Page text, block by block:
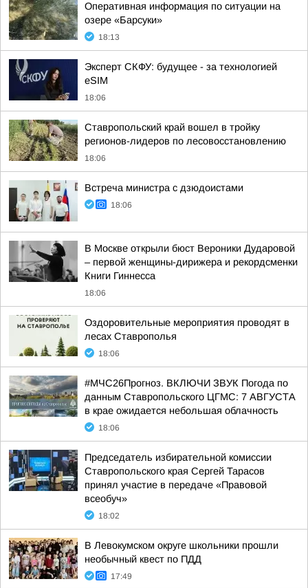
Оперативная информация по ситуации на
озере «Барсуки»
18:13
Эксперт СКФУ: будущее - за технологией
eSIM
18:06
Ставропольский край вошел в тройку
регионов-лидеров по лесовосстановлению
18:06
Встреча министра с дзюдоистами
18:06
В Москве открыли бюст Вероники Дударовой
– первой женщины-дирижера и рекордсменки
Книги Гиннесса
18:06
Оздоровительные мероприятия проводят в
лесах Ставрополья
18:06
#МЧС26Прогноз. ВКЛЮЧИ ЗВУК Погода по
данным Ставропольского ЦГМС: 7 АВГУСТА
в крае ожидается небольшая облачность
18:06
Председатель избирательной комиссии
Ставропольского края Сергей Тарасов
принял участие в передаче «Правовой
всеобуч»
18:02
В Левокумском округе школьники прошли
необычный квест по ПДД
17:49